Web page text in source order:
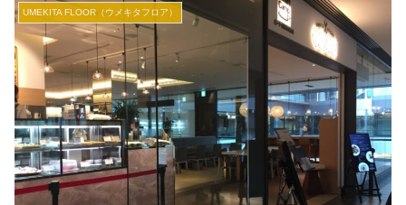
UMEKITA FLOOR（ウメキタフロア）